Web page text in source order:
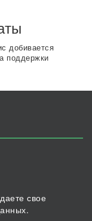
добивается
поддержки
свое